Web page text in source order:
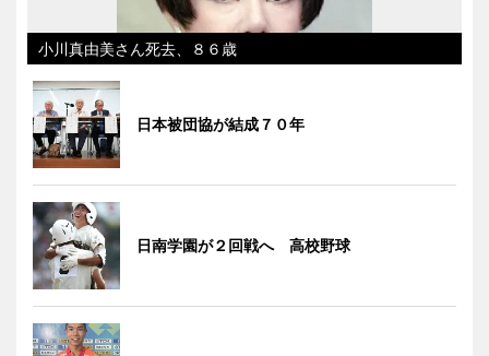
小川真由美さん死去、８６歳
日本被団協が結成７０年
日南学園が２回戦へ 高校野球